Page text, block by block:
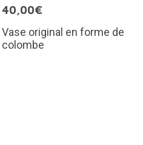
40,00€
Vase original en forme de
colombe